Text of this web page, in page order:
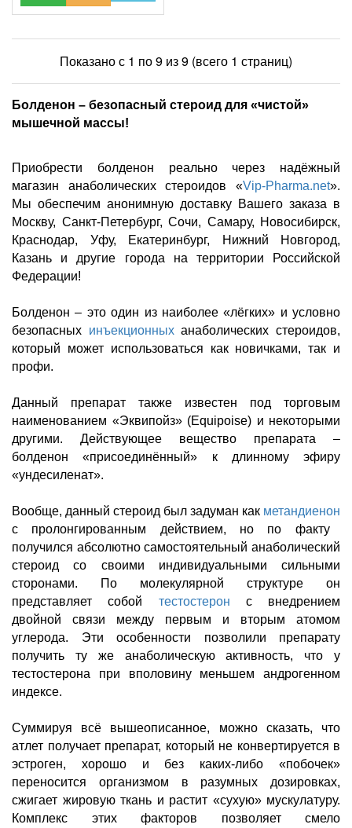
Показано с 1 по 9 из 9 (всего 1 страниц)
Болденон – безопасный стероид для «чистой»
мышечной массы!
Приобрести болденон реально через надёжный
магазин анаболических стероидов «Vip-Pharma.net».
Мы обеспечим анонимную доставку Вашего заказа в
Москву, Санкт-Петербург, Сочи, Самару, Новосибирск,
Краснодар, Уфу, Екатеринбург, Нижний Новгород,
Казань и другие города на территории Российской
Федерации!
Болденон – это один из наиболее «лёгких» и условно
безопасных инъекционныханаболических стероидов,
который может использоваться как новичками, так и
профи.
Данный препарат также известен под торговым
наименованием «Эквипойз» (Equipoise) и некоторыми
другими. Действующее вещество препарата –
болденон «присоединённый» к длинному эфиру
«ундесиленат».
Вообще, данный стероид был задуман как метандиенон
с пролонгированным действием, но по факту
получился абсолютно самостоятельный анаболический
стероид со своими индивидуальными сильными
сторонами. По молекулярной структуре он
представляет собой тестостерон с внедрением
двойной связи между первым и вторым атомом
углерода. Эти особенности позволили препарату
получить ту же анаболическую активность, что у
тестостерона при вполовину меньшем андрогенном
индексе.
Суммируя всё вышеописанное, можно сказать, что
атлет получает препарат, который не конвертируется в
эстроген, хорошо и без каких-либо «побочек»
переносится организмом в разумных дозировках,
сжигает жировую ткань и растит «сухую» мускулатуру.
Комплекс этих факторов позволяет смело